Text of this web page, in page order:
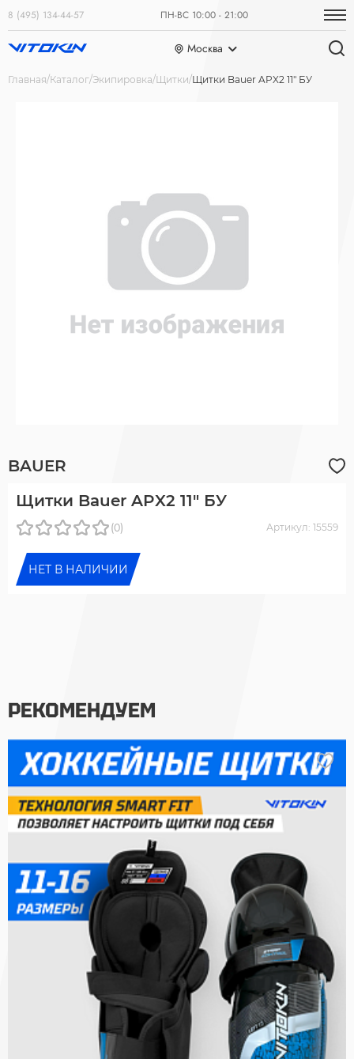
8 (495) 134-44-57 ПН-ВС 10:00 - 21:00
Москва
Главная Каталог Экипировка Щитки Щитки Bauer APX2 11" БУ
BAUER
Щитки Bauer APX2 11" БУ
(0) Артикул: 15559
НЕТ В НАЛИЧИИ
РЕКОМЕНДУЕМ